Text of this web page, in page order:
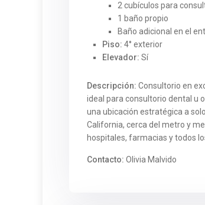
2 cubículos para
1 baño propio
Baño adicional en el
Piso: 4° exterior
Elevador: Sí
Descripción: Consultorio en
ideal para consultorio dental u
una ubicación estratégica a
California, cerca del metro y
hospitales, farmacias y todos
Contacto: Olivia Malvido